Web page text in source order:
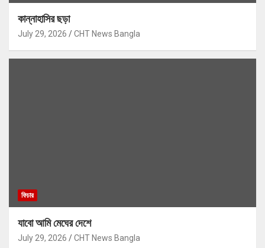
কান্নাহাসির ছড়া
July 29, 2026 CHT News Bangla
ফিচার
যাবো আমি মেঘের দেশে
July 29, 2026 CHT News Bangla